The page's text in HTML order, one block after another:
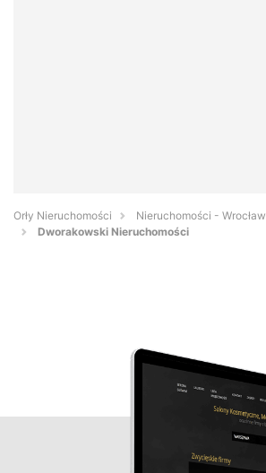
Orły Nieruchomości
Nieruchomości - Wrocław
Dworakowski Nieruchomości